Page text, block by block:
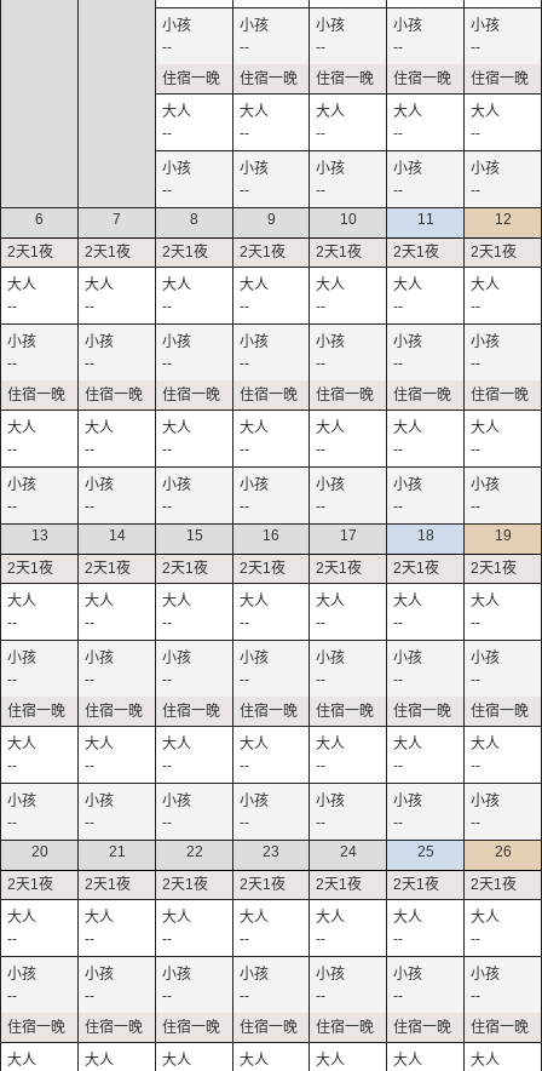
--
--
--
--
--
--
--
--
--
--
--
--
--
--
--
6
--
--
--
--
7
--
--
--
--
8
--
--
--
--
9
--
--
--
--
10
--
--
--
--
11
--
--
--
--
12
--
--
--
--
13
--
--
--
--
14
--
--
--
--
15
--
--
--
--
16
--
--
--
--
17
--
--
--
--
18
--
--
--
--
19
--
--
--
--
20
--
--
21
--
--
22
--
--
23
--
--
24
--
--
25
--
--
26
--
--